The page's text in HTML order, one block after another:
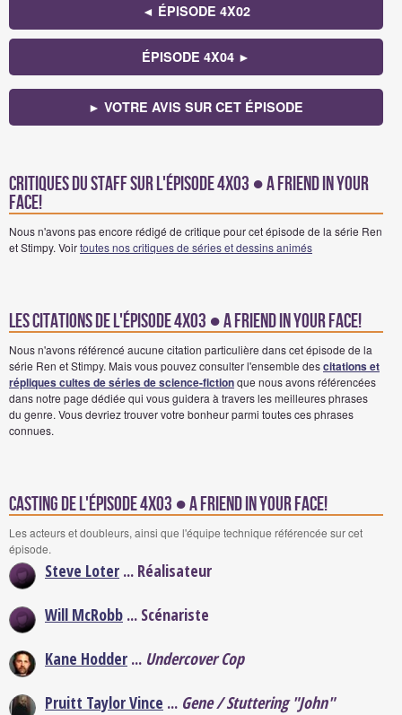
◄ ÉPISODE 4X02
ÉPISODE 4X04 ►
► VOTRE AVIS SUR CET ÉPISODE
Critiques du staff sur l'épisode 4x03 ● A Friend In Your
Face!
Nous n'avons pas encore rédigé de critique pour cet épisode de la série Ren
et Stimpy. Voirtoutes nos critiques de séries et dessins animés
Les citations de l'épisode 4x03 ● A Friend In Your Face!
Nous n'avons référencé aucune citation particulière dans cet épisode de la
série Ren et Stimpy. Mais vous pouvez consulter l'ensemble descitations et
répliques cultes de séries de science-fictionque nous avons référencées
dans notre page dédiée qui vous guidera à travers les meilleures phrases
du genre. Vous devriez trouver votre bonheur parmi toutes ces phrases
connues.
Casting de l'épisode 4x03 ● A Friend In Your Face!
Les acteurs et doubleurs, ainsi que l'équipe technique référencée sur cet
épisode.
Steve Loter ... Réalisateur
Will McRobb ... Scénariste
Kane Hodder ... Undercover Cop
Pruitt Taylor Vince ... Gene / Stuttering "John"